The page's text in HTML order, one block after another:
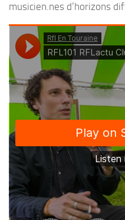
musicien.nes d’horizons